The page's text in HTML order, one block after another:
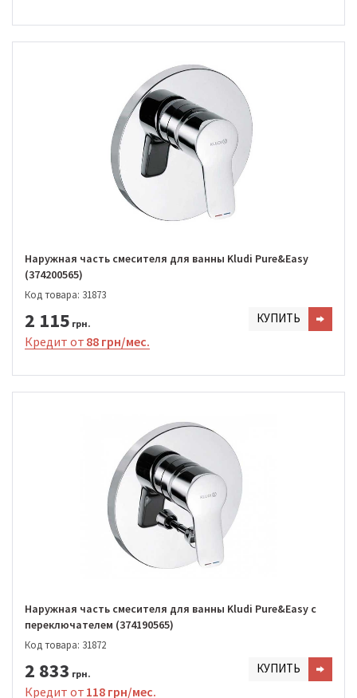
Наружная часть смесителя для ванны Kludi Pure&Easy
(374200565)
Код товара: 31873
2 115 грн. КУПИТЬ
Кредит от 88 грн/мес.
Наружная часть смесителя для ванны Kludi Pure&Easy с
переключателем (374190565)
Код товара: 31872
2 833 грн. КУПИТЬ
Кредит от 118 грн/мес.